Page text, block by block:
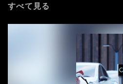
すべて見る